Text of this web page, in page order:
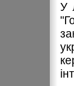
У